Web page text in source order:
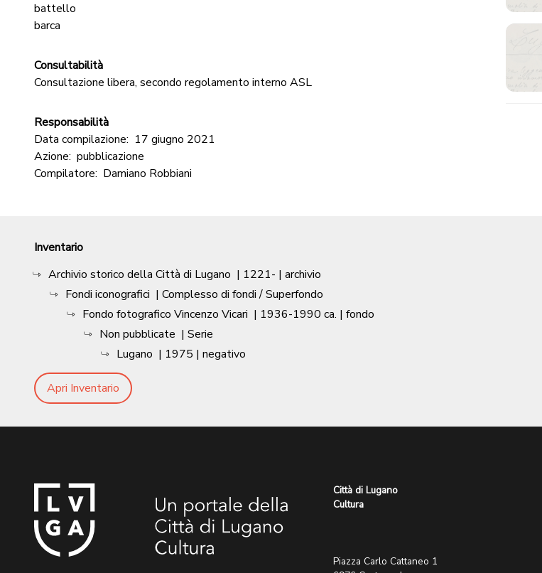
battello
barca
Consultabilità
Consultazione libera, secondo regolamento interno ASL
Responsabilità
Data compilazione: 17 giugno 2021
Azione: pubblicazione
Compilatore: Damiano Robbiani
Inventario
Archivio storico della Città di Lugano | 1221- | archivio
Fondi iconografici | Complesso di fondi / Superfondo
Fondo fotografico Vincenzo Vicari | 1936-1990 ca. | fondo
Non pubblicate | Serie
Lugano | 1975 | negativo
Apri Inventario
Città di Lugano
Cultura
Piazza Carlo Cattaneo 1